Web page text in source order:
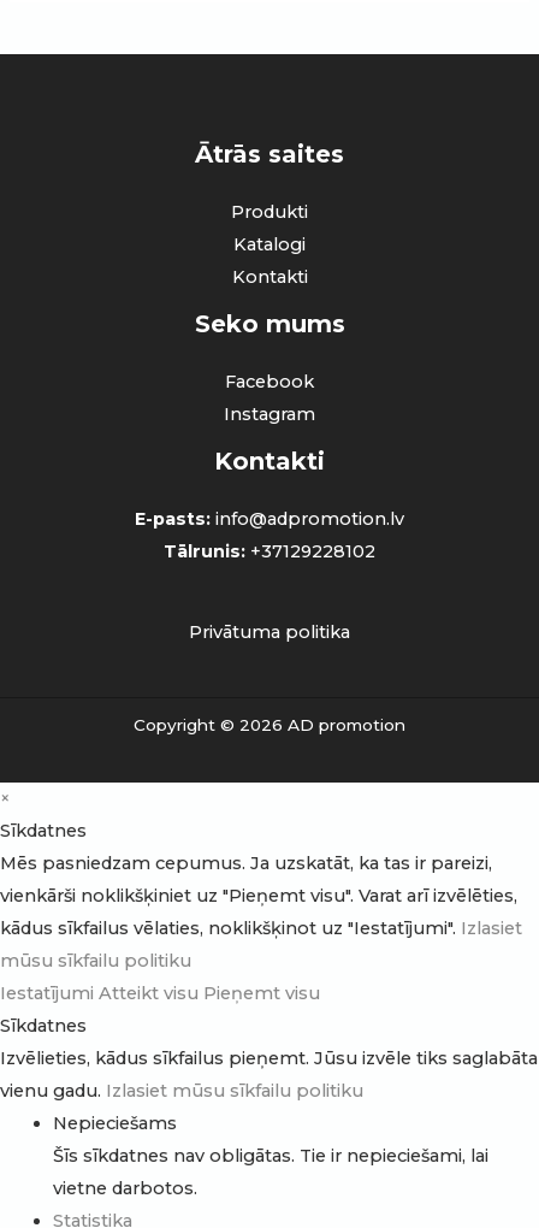
Ātrās saites
Produkti
Katalogi
Kontakti
Seko mums
Facebook
Instagram
Kontakti
E-pasts: info@adpromotion.lv
Tālrunis: +37129228102
Privātuma politika
Copyright © 2026 AD promotion
×
Sīkdatnes
Mēs pasniedzam cepumus. Ja uzskatāt, ka tas ir pareizi,
vienkārši noklikšķiniet uz "Pieņemt visu". Varat arī izvēlēties,
kādus sīkfailus vēlaties, noklikšķinot uz "Iestatījumi". Izlasiet
mūsu sīkfailu politiku
Iestatījumi Atteikt visu Pieņemt visu
Sīkdatnes
Izvēlieties, kādus sīkfailus pieņemt. Jūsu izvēle tiks saglabāta
vienu gadu. Izlasiet mūsu sīkfailu politiku
Nepieciešams
Šīs sīkdatnes nav obligātas. Tie ir nepieciešami, lai
vietne darbotos.
Statistika